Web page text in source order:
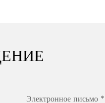
Электронное письмо *